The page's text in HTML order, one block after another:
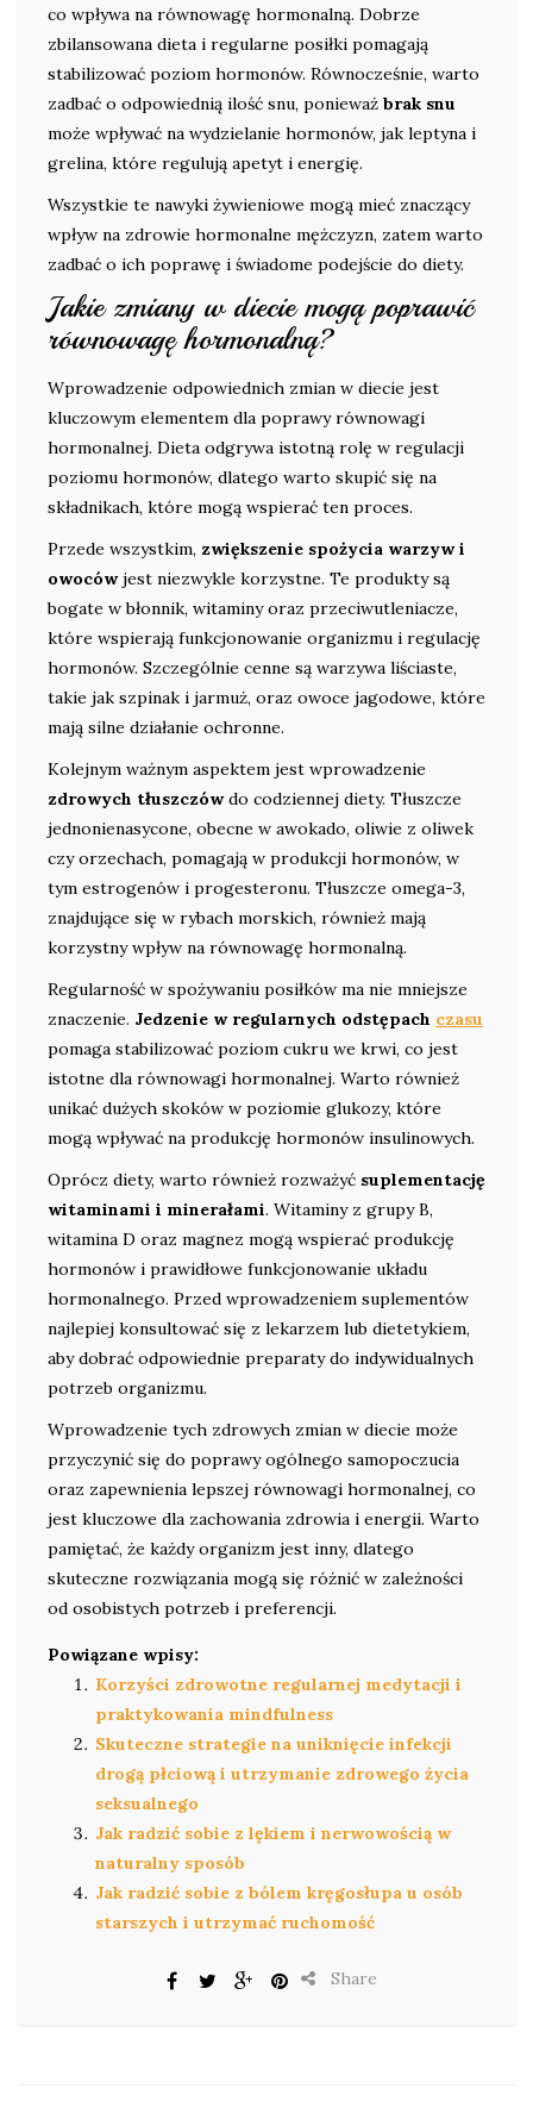
co wpływa na równowagę hormonalną. Dobrze
zbilansowana dieta i regularne posiłki pomagają
stabilizować poziom hormonów. Równocześnie, warto
zadbać o odpowiednią ilość snu, ponieważ brak snu
może wpływać na wydzielanie hormonów, jak leptyna i
grelina, które regulują apetyt i energię.
Wszystkie te nawyki żywieniowe mogą mieć znaczący
wpływ na zdrowie hormonalne mężczyzn, zatem warto
zadbać o ich poprawę i świadome podejście do diety.
Jakie zmiany w diecie mogą poprawić
równowagę hormonalną?
Wprowadzenie odpowiednich zmian w diecie jest
kluczowym elementem dla poprawy równowagi
hormonalnej. Dieta odgrywa istotną rolę w regulacji
poziomu hormonów, dlatego warto skupić się na
składnikach, które mogą wspierać ten proces.
Przede wszystkim, zwiększenie spożycia warzyw i
owocówjest niezwykle korzystne. Te produkty są
bogate w błonnik, witaminy oraz przeciwutleniacze,
które wspierają funkcjonowanie organizmu i regulację
hormonów. Szczególnie cenne są warzywa liściaste,
takie jak szpinak i jarmuż, oraz owoce jagodowe, które
mają silne działanie ochronne.
Kolejnym ważnym aspektem jest wprowadzenie
zdrowych tłuszczówdo codziennej diety. Tłuszcze
jednonienasycone, obecne w awokado, oliwie z oliwek
czy orzechach, pomagają w produkcji hormonów, w
tym estrogenów i progesteronu. Tłuszcze omega-3,
znajdujące się w rybach morskich, również mają
korzystny wpływ na równowagę hormonalną.
Regularność w spożywaniu posiłków ma nie mniejsze
znaczenie. Jedzenie w regularnych odstępach czasu
pomaga stabilizować poziom cukru we krwi, co jest
istotne dla równowagi hormonalnej. Warto również
unikać dużych skoków w poziomie glukozy, które
mogą wpływać na produkcję hormonów insulinowych.
Oprócz diety, warto również rozważyć suplementację
witaminami i minerałami. Witaminy z grupy B,
witamina D oraz magnez mogą wspierać produkcję
hormonów i prawidłowe funkcjonowanie układu
hormonalnego. Przed wprowadzeniem suplementów
najlepiej konsultować się z lekarzem lub dietetykiem,
aby dobrać odpowiednie preparaty do indywidualnych
potrzeb organizmu.
Wprowadzenie tych zdrowych zmian w diecie może
przyczynić się do poprawy ogólnego samopoczucia
oraz zapewnienia lepszej równowagi hormonalnej, co
jest kluczowe dla zachowania zdrowia i energii. Warto
pamiętać, że każdy organizm jest inny, dlatego
skuteczne rozwiązania mogą się różnić w zależności
od osobistych potrzeb i preferencji.
Powiązane wpisy:
Korzyści zdrowotne regularnej medytacji i
praktykowania mindfulness
Skuteczne strategie na uniknięcie infekcji
drogą płciową i utrzymanie zdrowego życia
seksualnego
Jak radzić sobie z lękiem i nerwowością w
naturalny sposób
Jak radzić sobie z bólem kręgosłupa u osób
starszych i utrzymać ruchomość
Share